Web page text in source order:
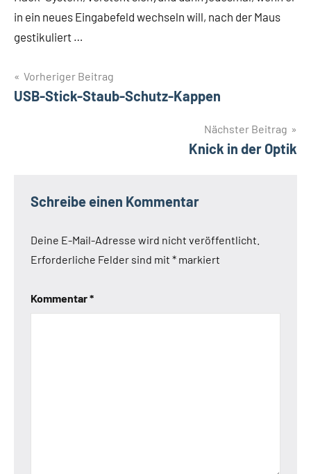
in ein neues Eingabefeld wechseln will, nach der Maus
gestikuliert …
Beitragsnavigation
Vorheriger Beitrag
USB-Stick-Staub-Schutz-Kappen
Nächster Beitrag
Knick in der Optik
Schreibe einen Kommentar
Deine E-Mail-Adresse wird nicht veröffentlicht.
Erforderliche Felder sind mit * markiert
Kommentar*